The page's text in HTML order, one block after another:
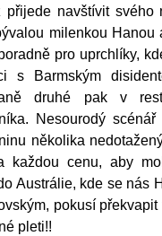
přijede navštívit svého
milenkou Hanou
pro uprchlíky,
s Barmským
druhé pak v
Nesourodý
několika
každou cenu, aby
Austrálie, kde se nás
pokusí překvapit
pleti!!